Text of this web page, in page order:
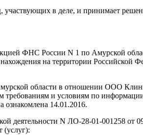
в деле, и принимает
ФНС России N 1 по Амурской
на территории Российской
области в отношении ООО
требованиям и условиям по
ознакомлена 14.01.2016.
N ЛО-28-01-001258 от
(услуг):